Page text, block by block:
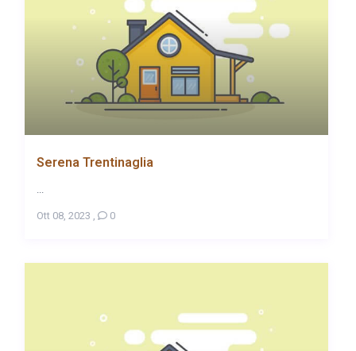
Serena Trentinaglia
...
Ott 08, 2023 , 0